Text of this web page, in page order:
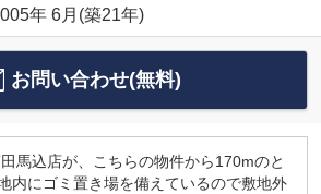
年 6月(築21年)
お問い合わせ(無料)
馬込店が、こちらの物件から170mのと
内にゴミ置き場を備えているので敷地外